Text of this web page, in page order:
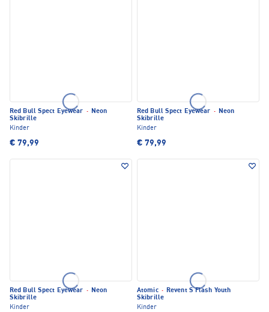
Red Bull Spect Eyewear · Neon
Skibrille
Kinder
€ 79,99
Red Bull Spect Eyewear · Neon
Skibrille
Kinder
€ 79,99
Red Bull Spect Eyewear · Neon
Skibrille
Kinder
Atomic · Revent S Flash Youth
Skibrille
Kinder